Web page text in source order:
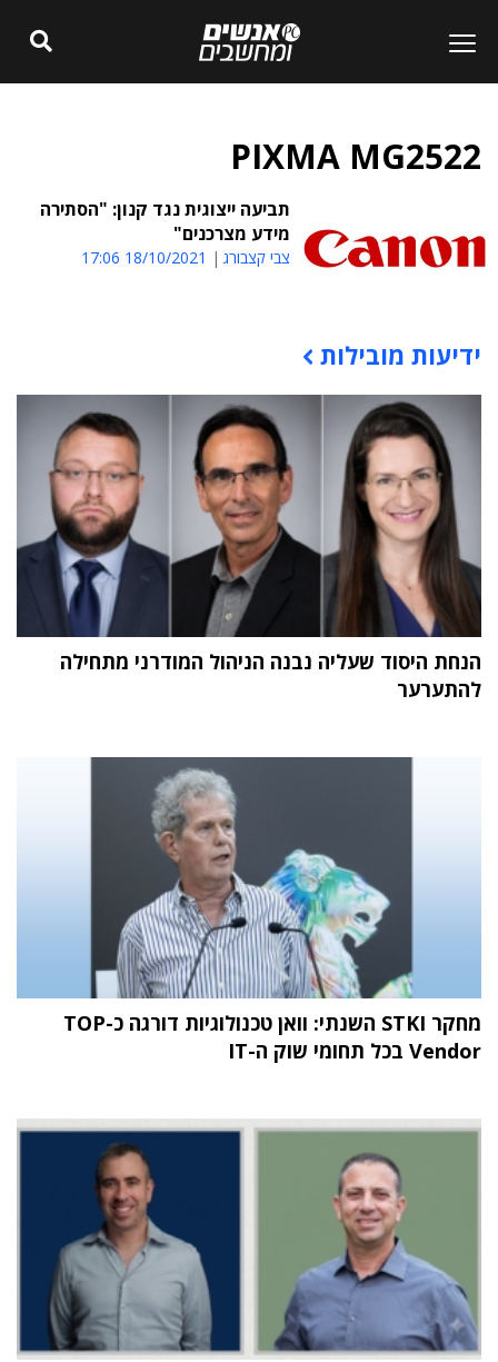
PIXMA MG2522
תביעה ייצוגית נגד קנון: "הסתירה
מידע מצרכנים"
צבי קצבורג 18/10/2021 17:06
תוכן פרסומי
ידיעות מובילות
הנחת היסוד שעליה נבנה הניהול המודרני מתחילה
להתערער
מחקר STKI השנתי: וואן טכנולוגיות דורגה כ-TOP
Vendor בכל תחומי שוק ה-IT